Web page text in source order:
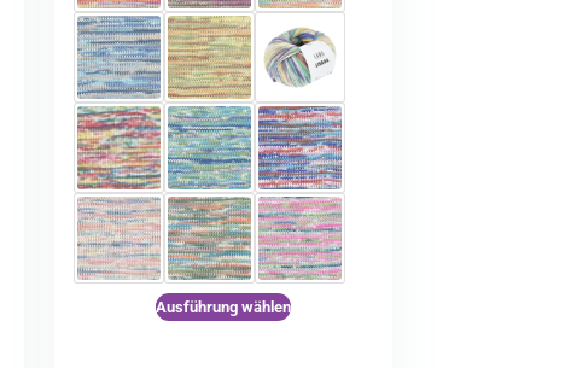
Ausführung wählen